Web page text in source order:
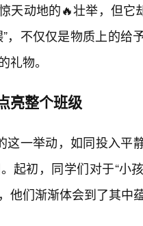
天动地的🔥壮举，但
”，不仅仅是物质上的
礼物。
亮整个班级
这一举动，如同投入
起初，同学们对于“小
他们渐渐体会到了其中